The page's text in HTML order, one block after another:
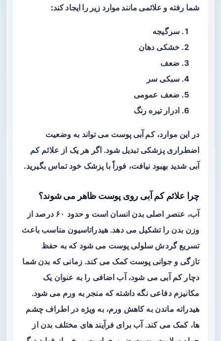
شما رفته و علائمی مانند موارد زیر را ایجاد کند:
سرگیجه
خشکی دهان
ضعف
سبکی سر
ضعف عمومی
ادرار تیره‌ رنگ
در این موارد،کم آبی پوست می‌ تواند به وضعیت
اضطراری پزشکی تبدیل شود. اگر هر یک از علائم کم‌
آبی شدید بهبود نیافت، فوراً با پزشک خود تماس بگیرید.
چرا علائم کم‌ آبی روی پوست ظاهر می‌ شوند؟
آب، عنصر اصلی بدن انسان است و حدود ۶۰ درصد از
وزن بدن را تشکیل می‌ دهد. هیدراتاسیون مناسب باعث
تسریع گردش سلولی پوست می‌ شود که به حفظ
تازگی و جوانی پوست کمک می‌ کند. زمانی که بدن شما
دچار کم‌ آبی می‌ شود، آب اضافی را به عنوان یک
مکانیزم دفاعی نگه داشته که منجر به ورم می‌ شود.
هیدراته ماندن به کاهش ورم، به ویژه در اطراف چشم‌
ها، کمک می‌ کند. آب برای فرآیند های مختلف بدن از